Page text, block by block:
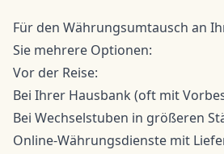
Für den Währungsumtausch an
Sie mehrere Optionen:
Vor der Reise:
Bei Ihrer Hausbank (oft mit
Bei Wechselstuben in größeren
Online-Währungsdienste mit